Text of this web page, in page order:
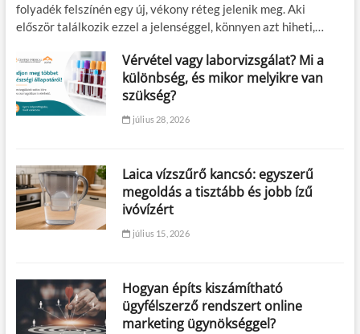
folyadék felszínén egy új, vékony réteg jelenik meg. Aki
először találkozik ezzel a jelenséggel, könnyen azt hiheti,…
Vérvétel vagy laborvizsgálat? Mi a
különbség, és mikor melyikre van
szükség?
július 28, 2026
Laica vízszűrő kancsó: egyszerű
megoldás a tisztább és jobb ízű
ivóvízért
július 15, 2026
Hogyan építs kiszámítható
ügyfélszerző rendszert online
marketing ügynökséggel?